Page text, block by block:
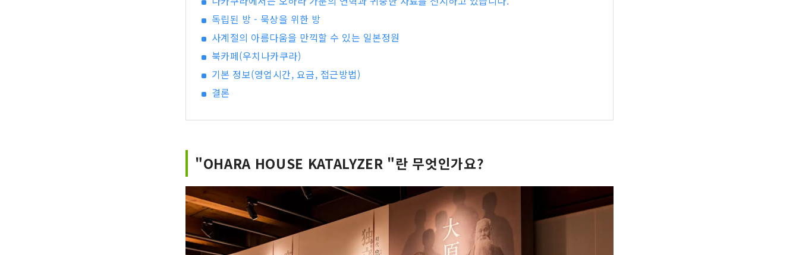
독립된 방 - 묵상을 위한 방
사계절의 아름다움을 만끽할 수 있는 일본정원
북카페(우치나카쿠라)
기본 정보(영업시간, 요금, 접근방법)
결론
"OHARA HOUSE KATALYZER "란 무엇인가요?